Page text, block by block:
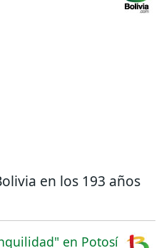
en los 193 años